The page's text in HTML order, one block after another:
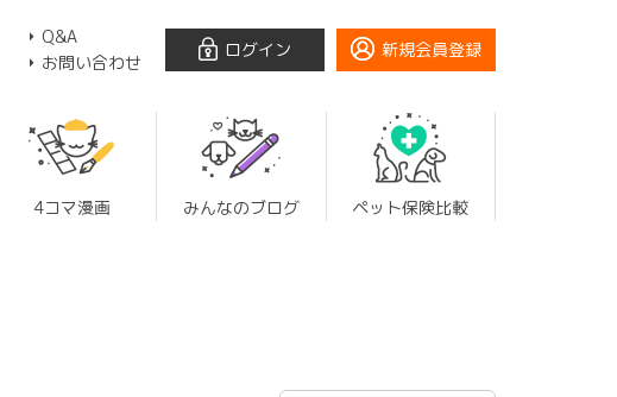
Q&A
お問い合わせ
ログイン 新規会員登録
4コマ漫画 みんなのブログ ペット保険比較